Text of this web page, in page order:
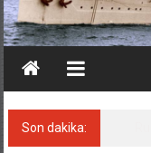
Son dakika: